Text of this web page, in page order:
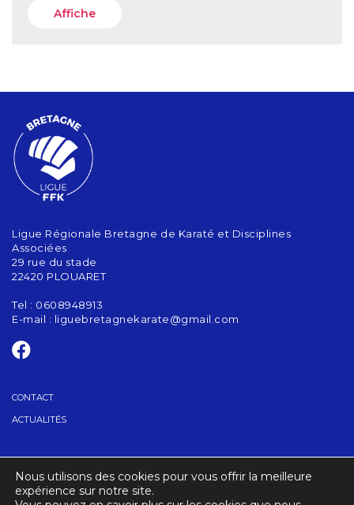
Affiche
Ligue Régionale Bretagne de Karaté et Disciplines
Associées
29 rue du stade
22420 PLOUARET
Tel : 0608948913
E-mail : liguebretagnekarate@gmail.com
CONTACT
ACTUALITÉS
TROUVER UN CLUB
Nous utilisons des cookies pour vous offrir la meilleure
expérience sur notre site.